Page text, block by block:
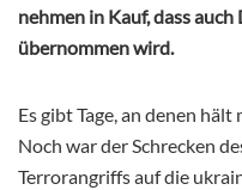
nehmen in Kauf, dass
übernommen wird.
Es gibt Tage, an denen
Noch war der Schrecken
Terrorangriffs auf die